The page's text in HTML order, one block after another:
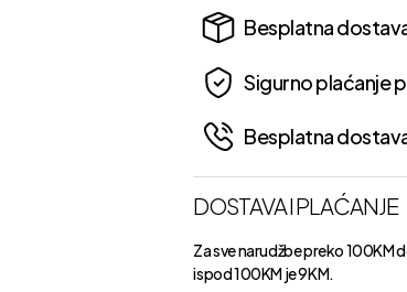
Besplatna
Sigurno plaćanje
Besplatna
DOSTAVA I PLAĆANJE
Za sve narudžbe preko 100KM
ispod 100KM je 9KM.